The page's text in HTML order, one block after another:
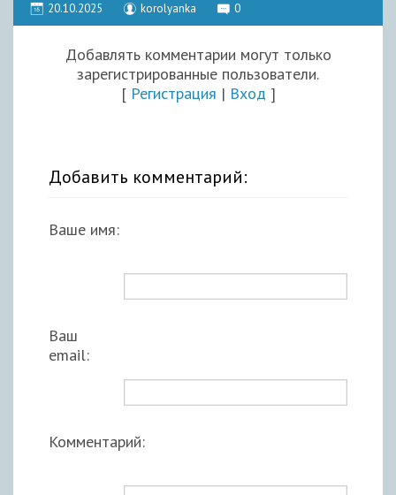
20.10.2025 korolyanka 0
Добавлять комментарии могут только
зарегистрированные пользователи.
[ Регистрация | Вход ]
Добавить комментарий:
Ваше имя:
Ваш
email:
Комментарий: